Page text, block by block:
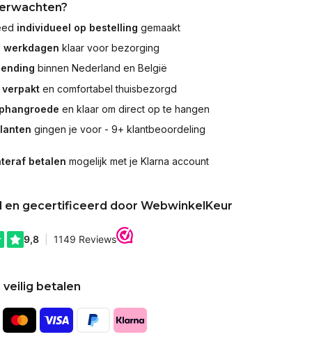
individueel op bestelling gemaakt
werkdagen klaar voor bezorging
binnen Nederland en België
en comfortabel thuisbezorgd
en klaar om direct op te hangen
gingen je voor - 9+ klantbeoordeling
betalen mogelijk met je Klarna account
en gecertificeerd door WebwinkelKeur
veilig betalen